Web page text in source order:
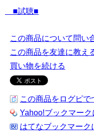
■試聴■
この商品について問い
この商品を友達に教え
買い物を続ける
この商品をログピで
Yahoo!ブックマーク
はてなブックマーク